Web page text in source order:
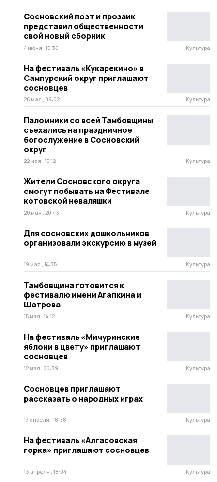
Сосновский поэт и прозаик
представил общественности
свой новый сборник
4 июня , 15:36 Культура
На фестиваль «Кукарекино» в
Сампурский округ приглашают
сосновцев
26 мая , 09:02 Культура
Паломники со всей Тамбовщины
съехались на праздничное
богослужение в Сосновский
округ
22 мая , 15:12 Культура
Жители Сосновского округа
смогут побывать на Фестивале
котовской неваляшки
20 мая , 20:43 Культура
Для сосновских дошкольников
организовали экскурсию в музей
19 мая , 14:35 Культура
Тамбовщина готовится к
фестивалю имени Агапкина и
Шатрова
15 мая , 14:12 Культура
На фестиваль «Мичуринские
яблони в цвету» приглашают
сосновцев
12 мая , 20:39 Культура
Сосновцев приглашают
рассказать о народных играх
17 апреля , 18:38 Культура
На фестиваль «Алгасовская
горка» приглашают сосновцев
13 апреля , 18:04 Культура